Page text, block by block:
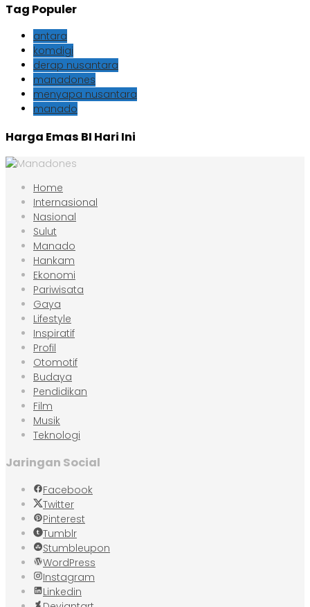
Tag Populer
antara
komdigi
derap nusantara
manadones
menyapa nusantara
manado
Harga Emas BI Hari Ini
Home
Internasional
Nasional
Sulut
Manado
Hankam
Ekonomi
Pariwisata
Gaya
Lifestyle
Inspiratif
Profil
Otomotif
Budaya
Pendidikan
Film
Musik
Teknologi
Jaringan Social
Facebook
Twitter
Pinterest
Tumblr
Stumbleupon
WordPress
Instagram
Linkedin